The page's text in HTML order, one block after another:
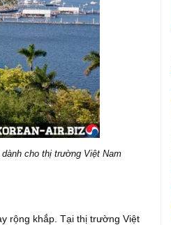
cho thị trường Việt Nam
rộng khắp. Tại thị trường Việt